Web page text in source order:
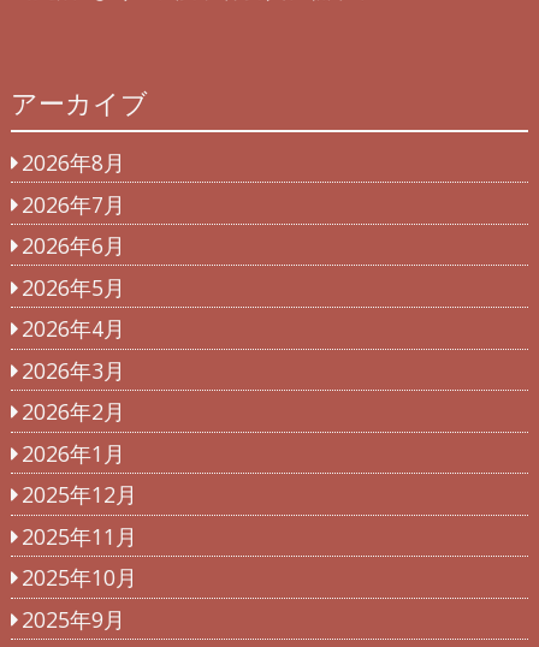
アーカイブ
2026年8月
2026年7月
2026年6月
2026年5月
2026年4月
2026年3月
2026年2月
2026年1月
2025年12月
2025年11月
2025年10月
2025年9月